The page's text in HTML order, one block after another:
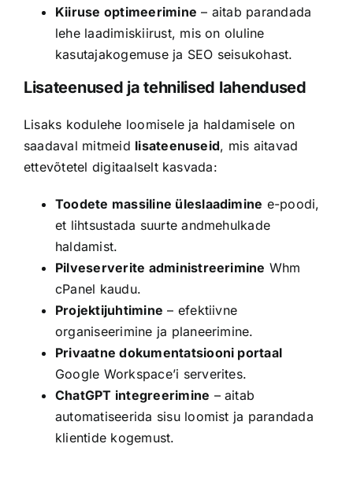
Kiiruse optimeerimine – aitab parandada
lehe laadimiskiirust, mis on oluline
kasutajakogemuse ja SEO seisukohast.
Lisateenused ja tehnilised lahendused
Lisaks kodulehe loomisele ja haldamisele on
saadaval mitmeid lisateenuseid, mis aitavad
ettevõtetel digitaalselt kasvada:
Toodete massiline üleslaadimine e-poodi,
et lihtsustada suurte andmehulkade
haldamist.
Pilveserverite administreerimine Whm
cPanel kaudu.
Projektijuhtimine – efektiivne
organiseerimine ja planeerimine.
Privaatne dokumentatsiooni portaal
Google Workspace’i serverites.
ChatGPT integreerimine – aitab
automatiseerida sisu loomist ja parandada
klientide kogemust.